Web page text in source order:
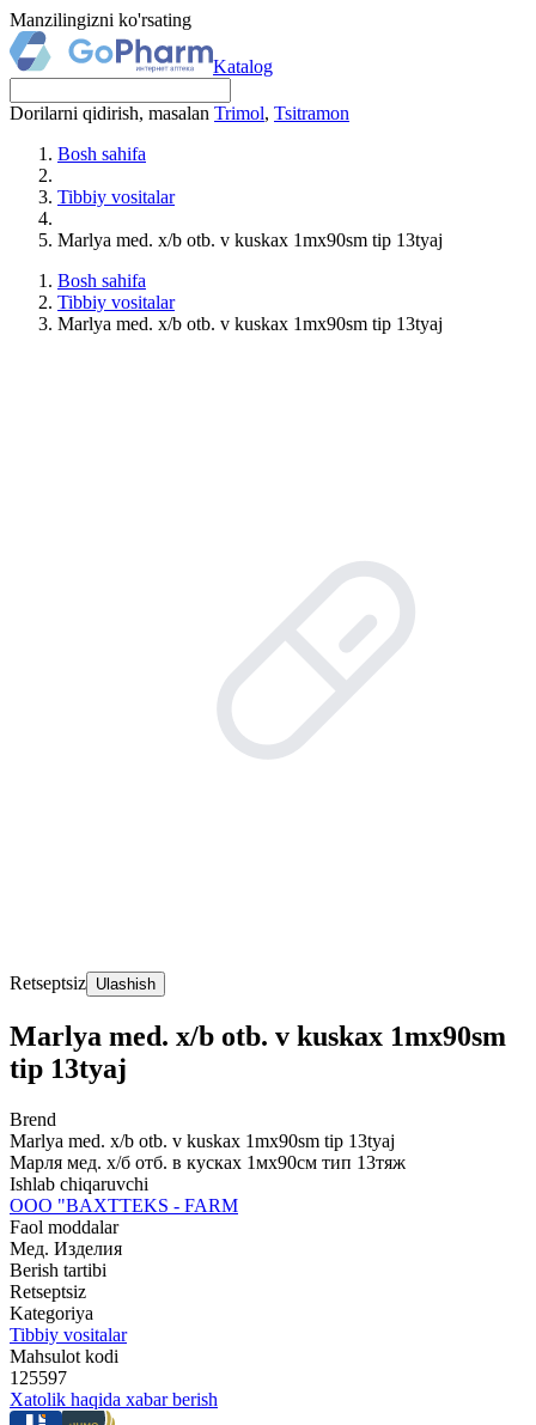
Manzilingizni ko'rsating
Katalog
Dorilarni qidirish, masalan Trimol, Tsitramon
Bosh sahifa
Tibbiy vositalar
Marlya med. x/b otb. v kuskax 1mx90sm tip 13tyaj
Bosh sahifa
Tibbiy vositalar
Marlya med. x/b otb. v kuskax 1mx90sm tip 13tyaj
Retseptsiz Ulashish
Marlya med. x/b otb. v kuskax 1mx90sm
tip 13tyaj
Brend
Marlya med. x/b otb. v kuskax 1mx90sm tip 13tyaj
Марля мед. х/б отб. в кусках 1мх90см тип 13тяж
Ishlab chiqaruvchi
ООО "BAХTTEKS - FARM
Faol moddalar
Мед. Изделия
Berish tartibi
Retseptsiz
Kategoriya
Tibbiy vositalar
Mahsulot kodi
125597
Xatolik haqida xabar berish